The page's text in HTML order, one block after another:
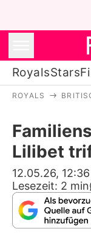
RoyalsStars
ROYALS
Lilibet
12.05.26, 12:36
Lesezeit: 2 min